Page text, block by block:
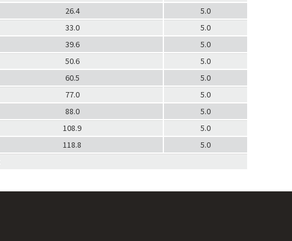
26.4
5.0
33.0
5.0
39.6
5.0
50.6
5.0
60.5
5.0
77.0
5.0
88.0
5.0
108.9
5.0
118.8
5.0